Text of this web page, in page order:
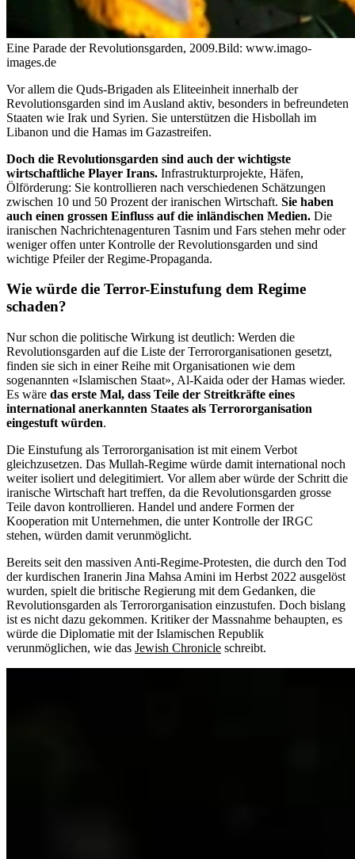
Eine Parade der Revolutionsgarden, 2009.Bild: www.imago-
images.de
Vor allem die Quds-Brigaden als Eliteeinheit innerhalb der
Revolutionsgarden sind im Ausland aktiv, besonders in befreundeten
Staaten wie Irak und Syrien. Sie unterstützen die Hisbollah im
Libanon und die Hamas im Gazastreifen.
Doch die Revolutionsgarden sind auch der wichtigste
wirtschaftliche Player Irans. Infrastrukturprojekte, Häfen,
Ölförderung: Sie kontrollieren nach verschiedenen Schätzungen
zwischen 10 und 50 Prozent der iranischen Wirtschaft. Sie haben
auch einen grossen Einfluss auf die inländischen Medien. Die
iranischen Nachrichtenagenturen Tasnim und Fars stehen mehr oder
weniger offen unter Kontrolle der Revolutionsgarden und sind
wichtige Pfeiler der Regime-Propaganda.
Wie würde die Terror-Einstufung dem Regime
schaden?
Nur schon die politische Wirkung ist deutlich: Werden die
Revolutionsgarden auf die Liste der Terrororganisationen gesetzt,
finden sie sich in einer Reihe mit Organisationen wie dem
sogenannten «Islamischen Staat», Al-Kaida oder der Hamas wieder.
Es wäre das erste Mal, dass Teile der Streitkräfte eines
international anerkannten Staates als Terrororganisation
eingestuft würden.
Die Einstufung als Terrororganisation ist mit einem Verbot
gleichzusetzen. Das Mullah-Regime würde damit international noch
weiter isoliert und delegitimiert. Vor allem aber würde der Schritt die
iranische Wirtschaft hart treffen, da die Revolutionsgarden grosse
Teile davon kontrollieren. Handel und andere Formen der
Kooperation mit Unternehmen, die unter Kontrolle der IRGC
stehen, würden damit verunmöglicht.
Bereits seit den massiven Anti-Regime-Protesten, die durch den Tod
der kurdischen Iranerin Jina Mahsa Amini im Herbst 2022 ausgelöst
wurden, spielt die britische Regierung mit dem Gedanken, die
Revolutionsgarden als Terrororganisation einzustufen. Doch bislang
ist es nicht dazu gekommen. Kritiker der Massnahme behaupten, es
würde die Diplomatie mit der Islamischen Republik
verunmöglichen, wie das Jewish Chronicle schreibt.